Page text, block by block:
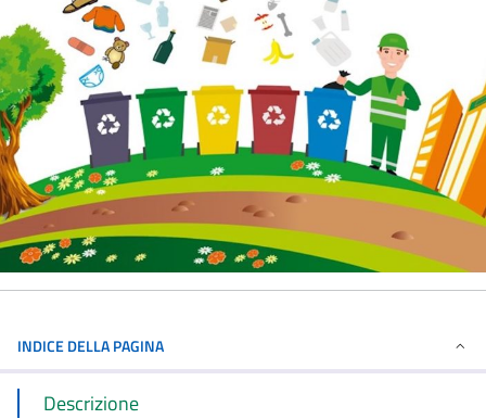
INDICE DELLA PAGINA
Descrizione